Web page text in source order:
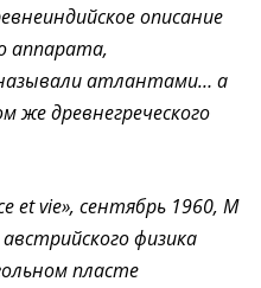
описание
аппарата,
атлантами… а
древнегреческого
et vie», сентябрь 1960, М
физика
пласте